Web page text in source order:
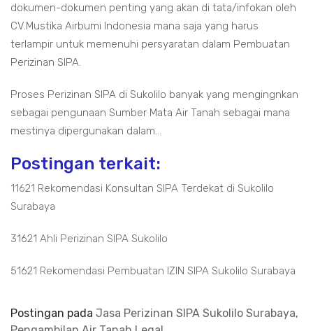
dokumen-dokumen penting yang akan di tata/infokan oleh
CV.Mustika Airbumi Indonesia mana saja yang harus
terlampir untuk memenuhi persyaratan dalam Pembuatan
Perizinan SIPA.
Proses Perizinan SIPA di Sukolilo banyak yang mengingnkan
sebagai pengunaan Sumber Mata Air Tanah sebagai mana
mestinya dipergunakan dalam...
Postingan terkait:
11621 Rekomendasi Konsultan SIPA Terdekat di Sukolilo
Surabaya
31621 Ahli Perizinan SIPA Sukolilo
51621 Rekomendasi Pembuatan IZIN SIPA Sukolilo Surabaya
Postingan pada Jasa Perizinan SIPA Sukolilo Surabaya,